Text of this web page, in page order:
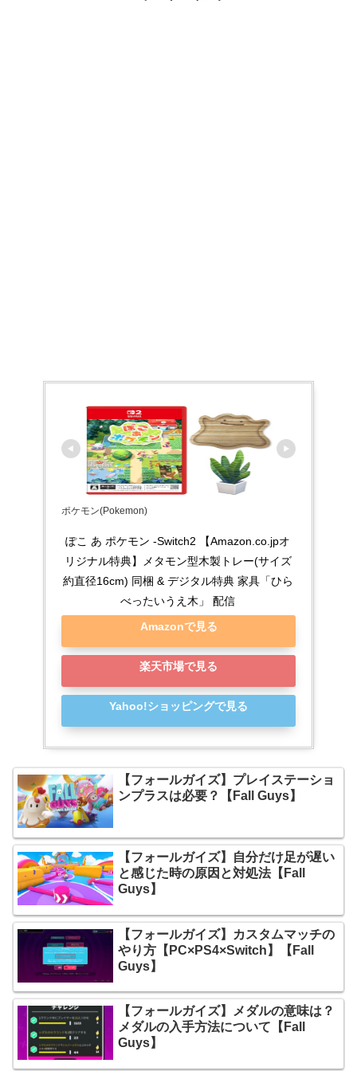
ポケモン(Pokemon)
ぽこ あ ポケモン -Switch2 【Amazon.co.jpオ
リジナル特典】メタモン型木製トレー(サイズ
約直径16cm) 同梱 & デジタル特典 家具「ひら
べったいうえ木」 配信
Amazonで見る
楽天市場で見る
Yahoo!ショッピングで見る
【フォールガイズ】プレイステーショ
ンプラスは必要？【Fall Guys】
【フォールガイズ】自分だけ足が遅い
と感じた時の原因と対処法【Fall
Guys】
【フォールガイズ】カスタムマッチの
やり方【PC×PS4×Switch】【Fall
Guys】
【フォールガイズ】メダルの意味は？
メダルの入手方法について【Fall
Guys】